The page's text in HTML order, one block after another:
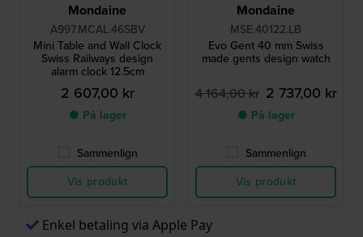
Mondaine
A997.MCAL.46SBV
Mini Table and Wall Clock
Swiss Railways design
alarm clock 12.5cm
2 607,00 kr
● På lager
Sammenlign
Vis produkt
Mondaine
MSE.40122.LB
Evo Gent 40 mm Swiss
made gents design watch
4 164,00 kr 2 737,00 kr
● På lager
Sammenlign
Vis produkt
Enkel betaling via Apple Pay